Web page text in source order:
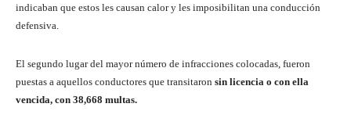
indicaban que estos les causan calor y les imposibilitan una conducción
defensiva.
El segundo lugar del mayor número de infracciones colocadas, fueron
puestas a aquellos conductores que transitaron sin licencia o con ella
vencida, con 38,668 multas.